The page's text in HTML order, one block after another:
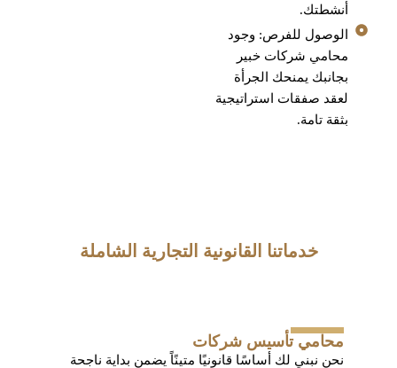
أنشطتك.
الوصول للفرص: وجود
محامي شركات خبير
بجانبك يمنحك الجرأة
لعقد صفقات استراتيجية
بثقة تامة.
خدماتنا القانونية التجارية الشاملة
محامي تأسيس شركات
نحن نبني لك أساسًا قانونيًا متينًاً يضمن بداية ناجحة